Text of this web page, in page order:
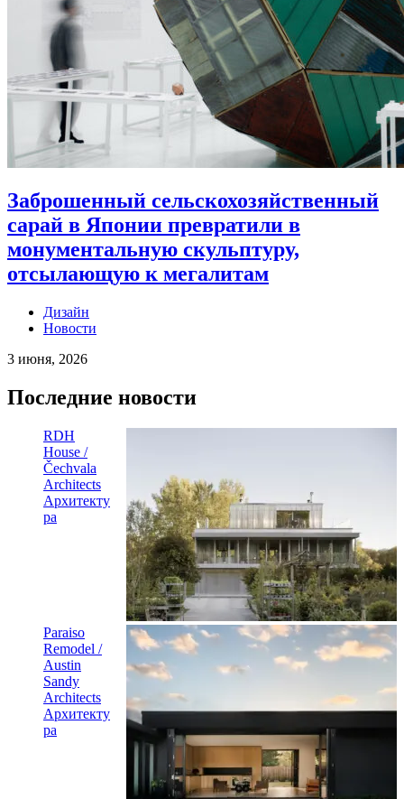
Заброшенный сельскохозяйственный
сарай в Японии превратили в
монументальную скульптуру,
отсылающую к мегалитам
Дизайн
Новости
3 июня, 2026
Последние новости
RDH
House /
Čechvala
Architects
Архитекту
ра
Paraiso
Remodel /
Austin
Sandy
Architects
Архитекту
ра